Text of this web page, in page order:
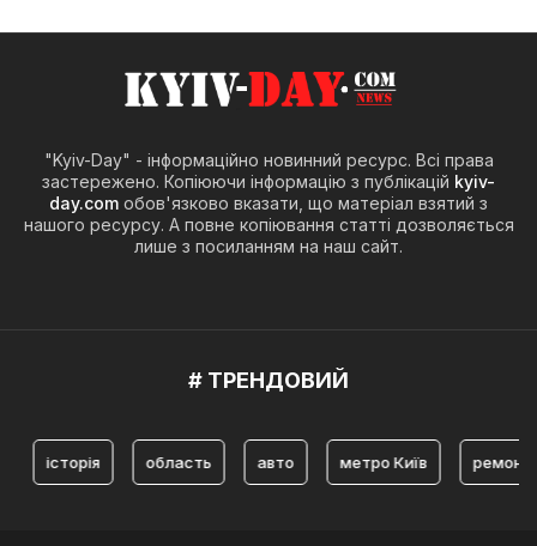
"Kyiv-Day" - інформаційно новинний ресурс. Всі права
застережено. Копіюючи інформацію з публікацій kyiv-
day.com обов'язково вказати, що матеріал взятий з
нашого ресурсу. А повне копіювання статті дозволяється
лише з посиланням на наш сайт.
# ТРЕНДОВИЙ
область авто метро Київ ремонт